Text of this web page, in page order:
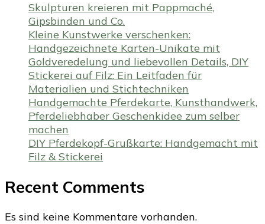
Skulpturen kreieren mit Pappmaché,
Gipsbinden und Co.
Kleine Kunstwerke verschenken:
Handgezeichnete Karten-Unikate mit
Goldveredelung und liebevollen Details, DIY
Stickerei auf Filz: Ein Leitfaden für
Materialien und Stichtechniken
Handgemachte Pferdekarte, Kunsthandwerk,
Pferdeliebhaber Geschenkidee zum selber
machen
DIY Pferdekopf-Grußkarte: Handgemacht mit
Filz & Stickerei
Recent Comments
Es sind keine Kommentare vorhanden.